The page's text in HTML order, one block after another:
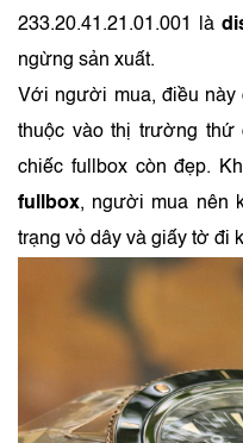
233.20.41.21.01.001 là
ngừng sản xuất.
Với người mua, điều này
thuộc vào thị trường thứ
chiếc fullbox còn đẹp.
fullbox, người mua nên
trạng vỏ dây và giấy tờ đi